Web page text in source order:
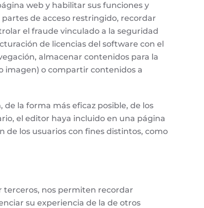
web y habilitar sus funciones y
de acceso restringido, recordar
el fraude vinculado a la seguridad
de licencias del software con el
almacenar contenidos para la
imagen) o compartir contenidos a
la forma más eficaz posible, de los
el editor haya incluido en una página
de los usuarios con fines distintos, como
terceros, nos permiten recordar
su experiencia de la de otros